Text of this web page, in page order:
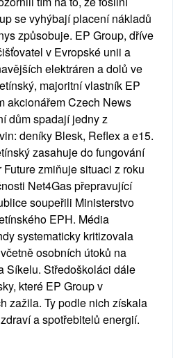
se vyhýbají placení nákladů
způsobuje. EP Group, dříve
v Evropské unii a
elektráren a dolů ve
majoritní vlastník EP
akcionářem Czech News
dům spadají jedny z
deníky Blesk, Reflex a e15.
zasahuje do fungování
zmiňuje situaci z roku
Net4Gas přepravující
soupeřili Ministerstvo
EPH. Média
systematicky kritizovala
osobních útoků na
Síkelu. Středoškoláci dále
které EP Group v
zažila. Ty podle nich získala
a spotřebitelů energií.